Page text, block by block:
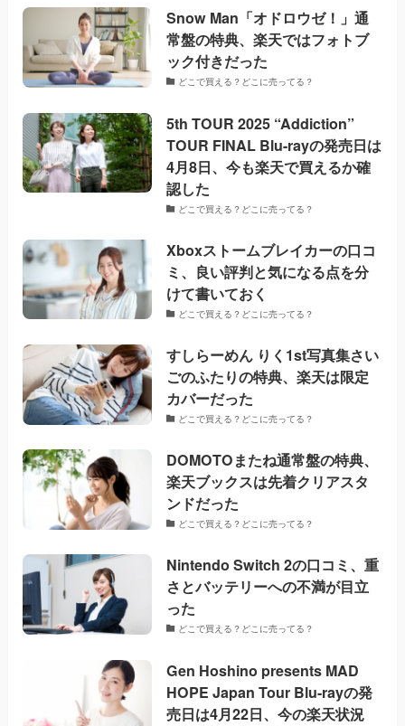
Snow Man「オドロウゼ！」通
常盤の特典、楽天ではフォトブ
ック付きだった
どこで買える？どこに売ってる？
5th TOUR 2025 “Addiction”
TOUR FINAL Blu-rayの発売日は
4月8日、今も楽天で買えるか確
認した
どこで買える？どこに売ってる？
Xboxストームブレイカーの口コ
ミ、良い評判と気になる点を分
けて書いておく
どこで買える？どこに売ってる？
すしらーめん りく1st写真集さい
ごのふたりの特典、楽天は限定
カバーだった
どこで買える？どこに売ってる？
DOMOTOまたね通常盤の特典、
楽天ブックスは先着クリアスタ
ンドだった
どこで買える？どこに売ってる？
Nintendo Switch 2の口コミ、重
さとバッテリーへの不満が目立
った
どこで買える？どこに売ってる？
Gen Hoshino presents MAD
HOPE Japan Tour Blu-rayの発
売日は4月22日、今の楽天状況